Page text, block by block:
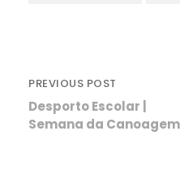
PREVIOUS POST
Desporto Escolar |
Semana da Canoagem